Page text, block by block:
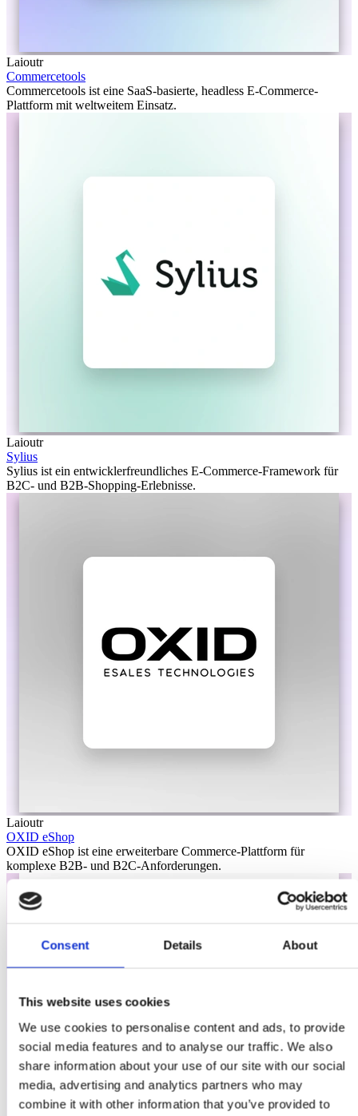
Consent Details About
This website uses cookies
We use cookies to personalise content and ads, to provide
social media features and to analyse our traffic. We also
share information about your use of our site with our social
media, advertising and analytics partners who may
combine it with other information that you’ve provided to
Laioutr
Commercetools
Commercetools ist eine SaaS-basierte, headless E-Commerce-
Plattform mit weltweitem Einsatz.
Laioutr
Sylius
Sylius ist ein entwicklerfreundliches E-Commerce-Framework für
B2C- und B2B-Shopping-Erlebnisse.
Laioutr
OXID eShop
OXID eShop ist eine erweiterbare Commerce-Plattform für
komplexe B2B- und B2C-Anforderungen.